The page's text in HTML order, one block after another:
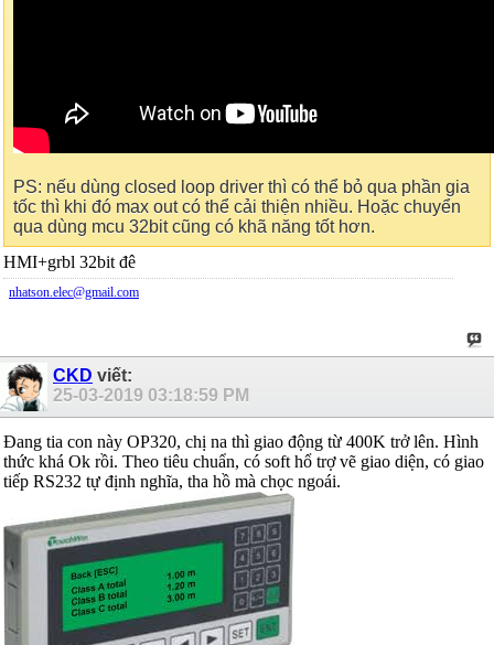
PS: nếu dùng closed loop driver thì có thể bỏ qua phần gia
tốc thì khi đó max out có thể cải thiện nhiều. Hoặc chuyển
qua dùng mcu 32bit cũng có khã năng tốt hơn.
HMI+grbl 32bit đê
nhatson.elec@gmail.com
CKD viết:
25-03-2019 03:18:59 PM
Đang tia con này OP320, chị na thì giao động từ 400K trở lên. Hình
thức khá Ok rồi. Theo tiêu chuẩn, có soft hổ trợ vẽ giao diện, có giao
tiếp RS232 tự định nghĩa, tha hồ mà chọc ngoái.